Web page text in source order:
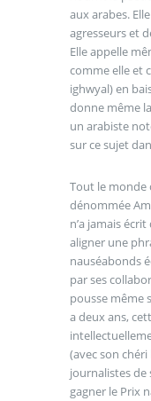
aux arabes.
agresseurs et
Elle appelle
comme elle et
ighwyal) en
donne même
un arabiste
sur ce sujet
Tout le monde
dénommée
n’a jamais
aligner une
nauséabonds
par ses
pousse même
a deux ans,
(avec son
journalistes de
gagner le Prix